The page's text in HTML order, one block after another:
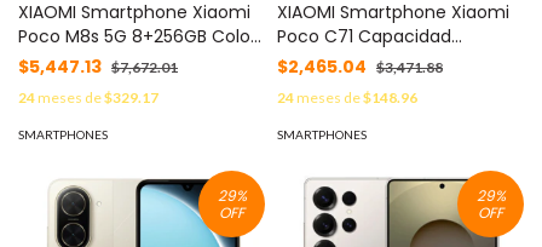
XIAOMI Smartphone Xiaomi
Poco M8s 5G 8+256GB Color
Negro MOD: 78582
$5,447.13 $7,672.01
24meses de$329.17
SMARTPHONES
XIAOMI Smartphone Xiaomi
Poco C71 Capacidad
4+128Gb Color Negro MOD:
POCO C71-4+128-NEGRO
$2,465.04 $3,471.88
24meses de$148.96
SMARTPHONES
29%
OFF
29%
OFF